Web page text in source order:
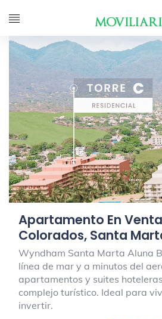
Apartamento En Venta
Colorados, Santa
Wyndham Santa Marta Aluna
línea de mar y a minutos del
apartamentos y suites
complejo turístico. Ideal para
invertir.